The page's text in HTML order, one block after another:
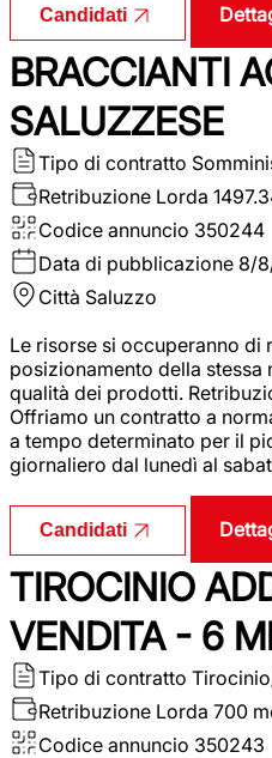
Candidati
BRACCIANTI
SALUZZESE
Tipo di contratto
Retribuzione Lorda
Codice annuncio 350244
Data di pubblicazione 8/
Città Saluzzo
Le risorse si occuperanno di
posizionamento della stessa
qualità dei prodotti.
Offriamo un contratto a
a tempo determinato per il
giornaliero dal lunedì al
Candidati
TIROCINIO
VENDITA - 6
Tipo di contratto
Retribuzione Lorda 700
Codice annuncio 350243